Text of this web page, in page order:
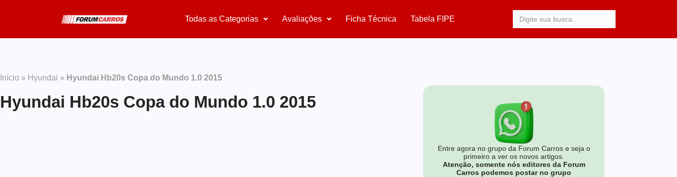
Todas as Categorias Avaliações Ficha Técnica Tabela FIPE
Início » Hyundai » Hyundai Hb20s Copa do Mundo 1.0 2015
Hyundai Hb20s Copa do Mundo 1.0 2015
Entre agora no grupo da Forum Carros e seja o
primeiro a ver os novos artigos.
Atenção, somente nós editores da Forum
Carros podemos postar no grupo